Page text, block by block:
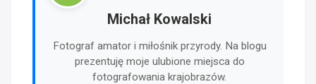
Michał Kowalski
Fotograf amator i miłośnik przyrody. Na blogu
prezentuję moje ulubione miejsca do
fotografowania krajobrazów.